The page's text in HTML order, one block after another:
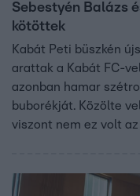
Sebestyén Balázs
kötöttek
Kabát Peti büszkén
arattak a Kabát FC-
azonban hamar
buborékját. Közölte
viszont nem ez volt